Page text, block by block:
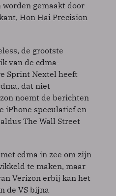
gemaakt door
Hon Hai Precision
de grootste
van de cdma-
Sprint Nextel heeft
dat niet
noemt de berichten
iPhone speculatief en
The Wall Street
cdma in zee om zijn
te maken, maar
Verizon erbij kan het
de VS bijna